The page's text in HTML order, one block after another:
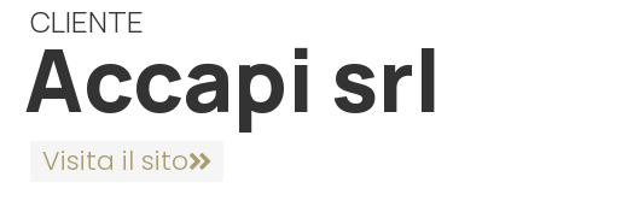
CLIENTE
Accapi srl
Visita il sito